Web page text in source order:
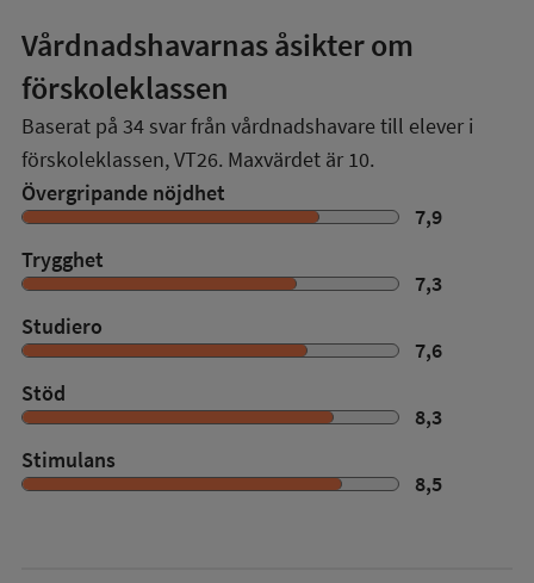
Vårdnadshavarnas åsikter om
förskoleklassen
Baserat på 34 svar från vårdnadshavare till elever i
förskoleklassen,VT26. Maxvärdet är 10.
Övergripande nöjdhet
7,9
Trygghet
7,3
Studiero
7,6
Stöd
8,3
Stimulans
8,5